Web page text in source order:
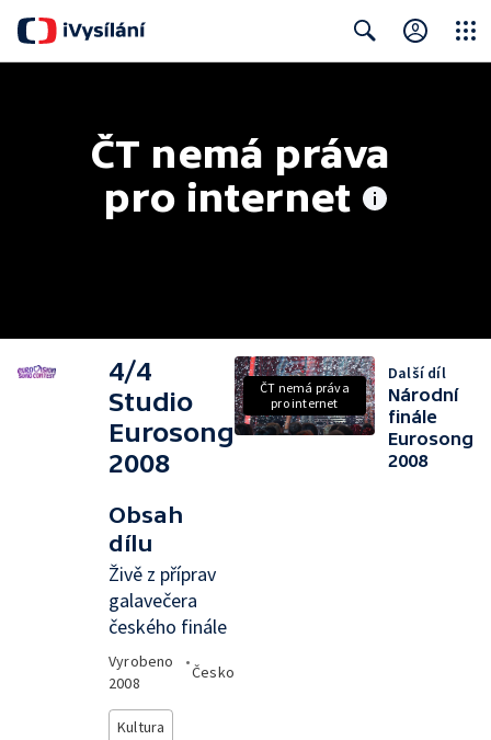
ČT nemá práva
pro internet
4/4
Studio
Eurosong
2008
Obsah
dílu
Živě z příprav
galavečera
českého finále
Vyrobeno
2008
•
Česko
Kultura
ČT nemá práva
pro internet
Další díl
Národní
finále
Eurosong
2008